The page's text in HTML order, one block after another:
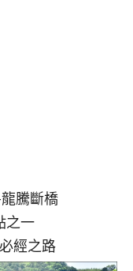
騰斷橋
之一
經之路